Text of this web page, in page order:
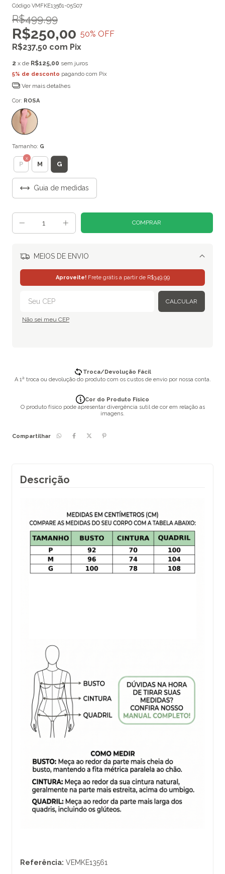
Código VMFKE13561-05S07
R$499,99
R$250,00 50% OFF
R$237,50 com Pix
2 x de R$125,00 sem juros
5% de desconto pagando com Pix
Ver mais detalhes
Cor: ROSA
Tamanho: G
P M G
Guia de medidas
MEIOS DE ENVIO
Aproveite!Frete grátis a partir de R$349,99
CALCULAR
Não sei meu CEP
Troca/Devolução Fácil
A 1ª troca ou devolução do produto com os custos de envio por nossa conta.
Cor do Produto Físico
O produto físico pode apresentar divergência sutil de cor em relação as
imagens.
Compartilhar
Descrição
Referência: VEMKE13561